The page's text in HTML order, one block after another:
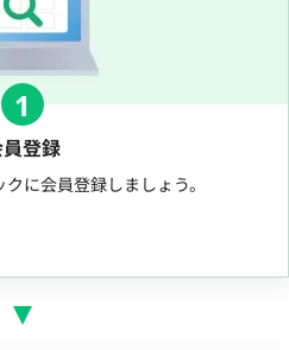
1
登録
に会員登録しましょう。